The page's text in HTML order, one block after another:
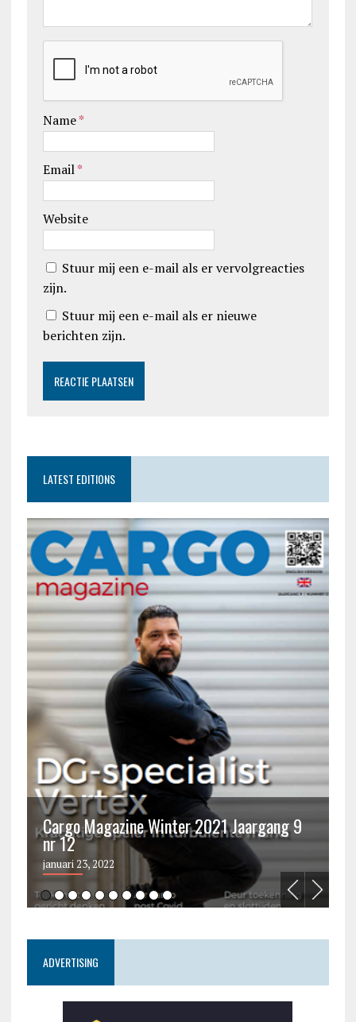
Name*
Email*
Website
Stuur mij een e-mail als er vervolgreacties
zijn.
Stuur mij een e-mail als er nieuwe
berichten zijn.
LATEST EDITIONS
Cargo Magazine Winter 2021 Jaargang 9
nr 12
januari 23, 2022
ADVERTISING